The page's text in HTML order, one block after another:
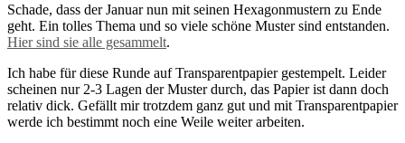
Schade, dass der Januar nun mit seinen Hexagonmustern zu Ende
geht. Ein tolles Thema und so viele schöne Muster sind entstanden.
Hier sind sie alle gesammelt.
Ich habe für diese Runde auf Transparentpapier gestempelt. Leider
scheinen nur 2-3 Lagen der Muster durch, das Papier ist dann doch
relativ dick. Gefällt mir trotzdem ganz gut und mit Transparentpapier
werde ich bestimmt noch eine Weile weiter arbeiten.